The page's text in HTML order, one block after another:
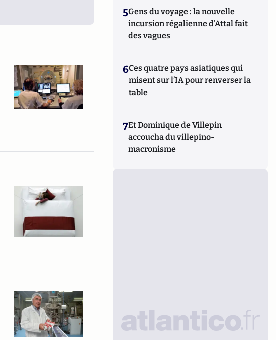
5Gens du voyage : la nouvelle
incursion régalienne d'Attal fait
des vagues
6Ces quatre pays asiatiques qui
misent sur l’IA pour renverser la
table
7Et Dominique de Villepin
accoucha du villepino-
macronisme